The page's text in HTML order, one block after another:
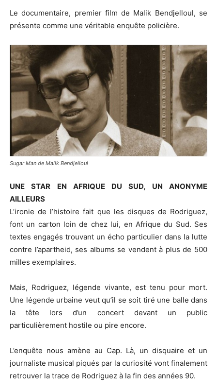
Le documentaire, premier film de Malik Bendjelloul, se
présente comme une véritable enquête policière.
Sugar Man de Malik Bendjelloul
UNE STAR EN AFRIQUE DU SUD, UN ANONYME
AILLEURS
L’ironie de l’histoire fait que les disques de Rodriguez,
font un carton loin de chez lui, en Afrique du Sud. Ses
textes engagés trouvant un écho particulier dans la lutte
contre l’apartheid, ses albums se vendent à plus de 500
milles exemplaires.
Mais, Rodriguez, légende vivante, est tenu pour mort.
Une légende urbaine veut qu’il se soit tiré une balle dans
la tête lors d’un concert devant un public
particulièrement hostile ou pire encore.
L’enquête nous amène au Cap. Là, un disquaire et un
journaliste musical piqués par la curiosité vont finalement
retrouver la trace de Rodriguez à la fin des années 90.